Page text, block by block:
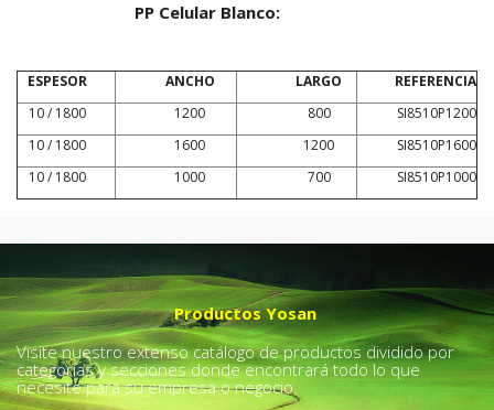
PP Celular Blanco:
ESPESOR ANCHO LARGO
REFERENCIA
10 / 1800
1200 800
SI8510P1200
10 / 1800
1600 1200
SI8510P1600
10 / 1800
1000 700 SI8510P1000
Productos Yosan
Visite nuestro extenso catálogo de productos dividido por
categorías y secciones donde encontrará todo lo que
necesite para su empresa o negocio.